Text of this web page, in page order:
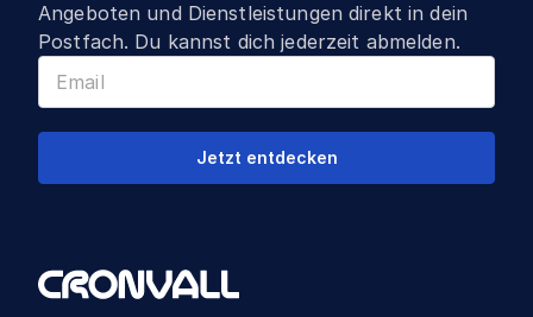
Angeboten und Dienstleistungen direkt in dein
Postfach. Du kannst dich jederzeit abmelden.
Jetzt entdecken